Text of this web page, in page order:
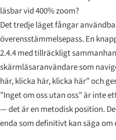
läsbar vid 400% zoom?
Det tredje läget fångar
överensstämmelsepass. En
2.4.4 med tillräckligt
skärmläsaranvändare som
här, klicka här, klicka här” och
”Inget om oss utan oss” är inte
— det är en metodisk position.
enda som definitivt kan säga